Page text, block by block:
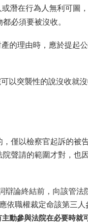
潛在行為人無利可圖
必須要被沒收。
的理由時，應於提起
可以突襲性的說沒收就
僅以檢察官起訴的被
聲請的範圍才對，也
辯論終結前，向該管法
依職權裁定命該第三人
動參與法院在必要時就